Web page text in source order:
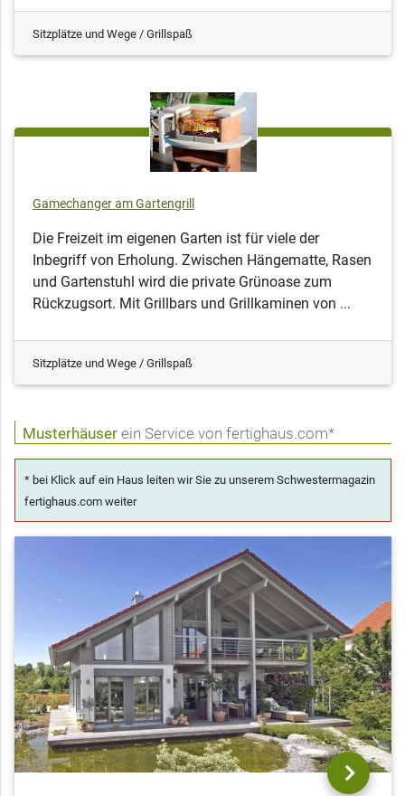
Sitzplätze und Wege / Grillspaß
Gamechanger am Gartengrill
Die Freizeit im eigenen Garten ist für viele der
Inbegriff von Erholung. Zwischen Hängematte, Rasen
und Gartenstuhl wird die private Grünoase zum
Rückzugsort. Mit Grillbars und Grillkaminen von ...
Sitzplätze und Wege / Grillspaß
Musterhäuser ein Service von fertighaus.com*
* bei Klick auf ein Haus leiten wir Sie zu unserem Schwestermagazin
fertighaus.com weiter